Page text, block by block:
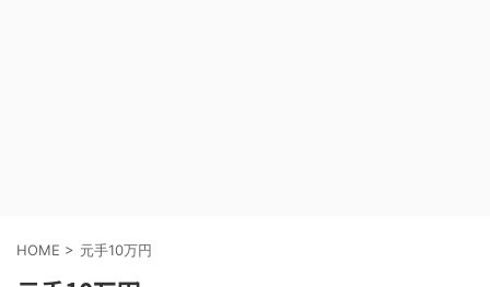
HOME > 元手10万円